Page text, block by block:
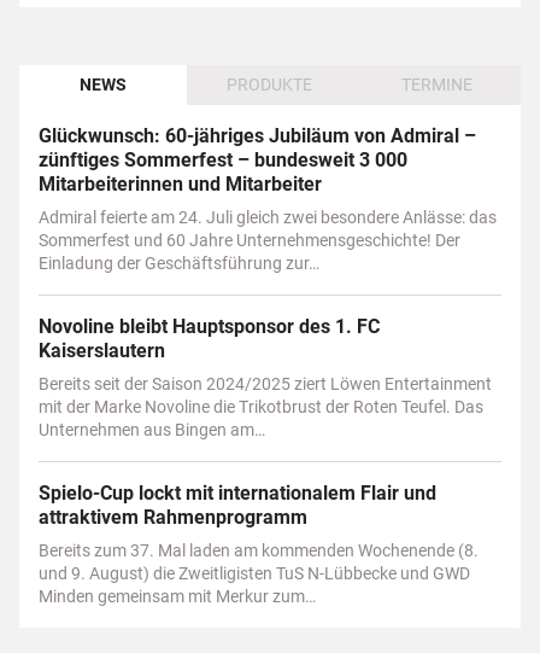
NEWS PRODUKTE TERMINE
Glückwunsch: 60-jähriges Jubiläum von Admiral –
zünftiges Sommerfest – bundesweit 3 000
Mitarbeiterinnen und Mitarbeiter
Admiral feierte am 24. Juli gleich zwei besondere Anlässe: das
Sommerfest und 60 Jahre Unternehmensgeschichte! Der
Einladung der Geschäftsführung zur…
Novoline bleibt Hauptsponsor des 1. FC
Kaiserslautern
Bereits seit der Saison 2024/2025 ziert Löwen Entertainment
mit der Marke Novoline die Trikotbrust der Roten Teufel. Das
Unternehmen aus Bingen am…
Spielo-Cup lockt mit internationalem Flair und
attraktivem Rahmenprogramm
Bereits zum 37. Mal laden am kommenden Wochenende (8.
und 9. August) die Zweitligisten TuS N-Lübbecke und GWD
Minden gemeinsam mit Merkur zum…